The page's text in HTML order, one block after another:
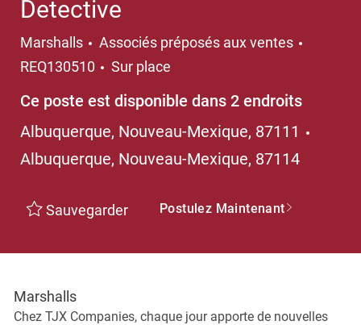
Detective
Marshalls Catégorie
Associés préposés aux ventes
REQ130510
Sur place
Ce poste est disponible dans 2 endroits
Albuquerque, Nouveau-Mexique, 87111
Albuquerque, Nouveau-Mexique, 87114
Sauvegarder Postulez Maintenant
Marshalls
Chez TJX Companies, chaque jour apporte de nouvelles